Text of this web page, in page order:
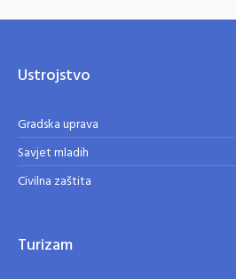
Ustrojstvo
Gradska uprava
Savjet mladih
Civilna zaštita
Turizam